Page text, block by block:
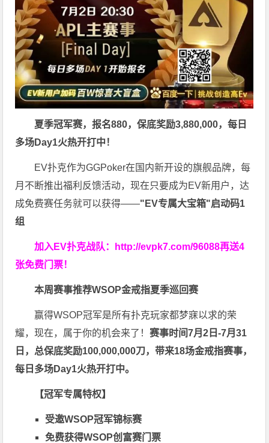
夏季冠军赛，报名880，保底奖励3,880,000，每日
多场Day1火热开打中！
EV扑克作为GGPoker在国内新开设的旗舰品牌，每
月不断推出福利反馈活动，现在只要成为EV新用户，达
成免费赛任务就可以获得——"EV专属大宝箱"启动码1
组
加入EV扑克战队： http://evpk7.com/96088再送4
张免费门票！
本周赛事推荐WSOP金戒指夏季巡回赛
赢得WSOP冠军是所有扑克玩家都梦寐以求的荣
耀，现在，属于你的机会来了！赛事时间7月2日-7月31
日， 总保底奖励100,000,000刀，带来18场金戒指赛事，
每日多场Day1火热开打中。
【冠军专属特权】
受邀WSOP冠军锦标赛
免费获得WSOP创富赛门票